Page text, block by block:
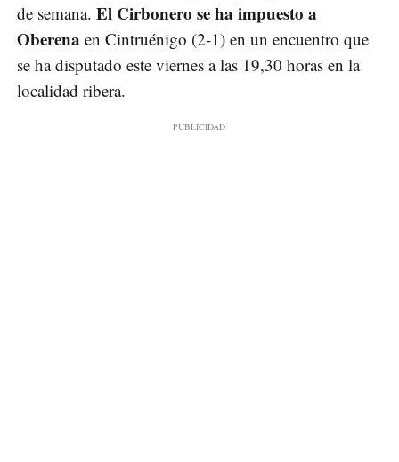
de semana. El Cirbonero se ha impuesto a
Oberena en Cintruénigo (2-1) en un encuentro que
se ha disputado este viernes a las 19,30 horas en la
localidad ribera.